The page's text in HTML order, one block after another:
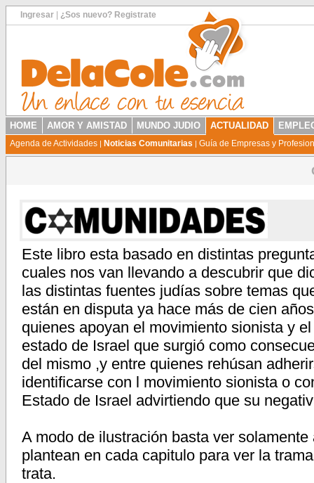
Ingresar ¿Sos nuevo? Registrate
HOME AMOR Y AMISTAD MUNDO JUDIO ACTUALIDAD
Agenda de Actividades | Noticias Comunitarias | Guía de Empresas y
Este libro esta basado en distintas
cuales nos van llevando a descubrir que
las distintas fuentes judías sobre temas
están en disputa ya hace más de cien
quienes apoyan el movimiento sionista y el
estado de Israel que surgió como
del mismo ,y entre quienes rehúsan
identificarse con l movimiento sionista o
Estado de Israel advirtiendo que su
A modo de ilustración basta ver
plantean en cada capitulo para ver la
trata.